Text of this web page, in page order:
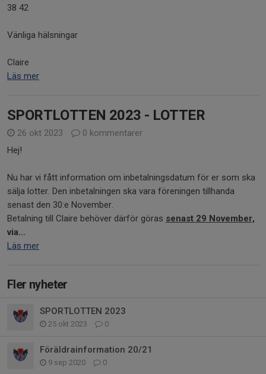
38 42
Vänliga hälsningar
Claire
Läs mer
SPORTLOTTEN 2023 - LOTTER
26 okt 2023
0 kommentarer
Hej!
Nu har vi fått information om inbetalningsdatum för er som ska
sälja lotter. Den inbetalningen ska vara föreningen tillhanda
senast den 30:e November.
Betalning till Claire behöver därför göras senast 29 November,
via...
Läs mer
Fler nyheter
SPORTLOTTEN 2023
25 okt 2023 0
Föräldrainformation 20/21
9 sep 2020 0